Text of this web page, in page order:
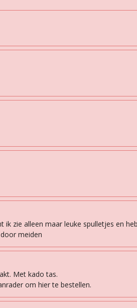
zie alleen maar leuke spulletjes en
meiden
Met kado tas.
om hier te bestellen.